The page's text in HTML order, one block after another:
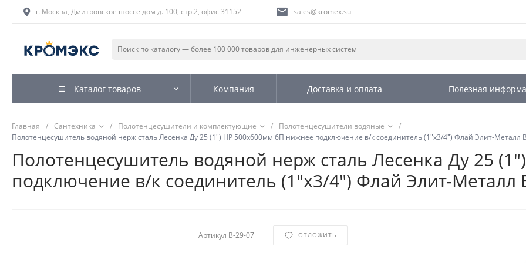
г. Москва, Дмитровское шоссе дом д. 100, стр.2, офис 31152 sales@kromex.su
Каталог товаров Компания Доставка и оплата Полезная
Главная / Сантехника / Полотенцесушители и комплектующие / Полотенцесушители водяные
/
Полотенцесушитель водяной нерж сталь Лесенка Ду 25 (1") НР 500х600мм 6П нижнее подключение в/к соединитель (1"х3/4") Флай Элит-Металл
Полотенцесушитель водяной нерж сталь Лесенка Ду 25
подключение в/к соединитель (1"х3/4") Флай Элит-Металл
Артикул В-29-07 ОТЛОЖИТЬ